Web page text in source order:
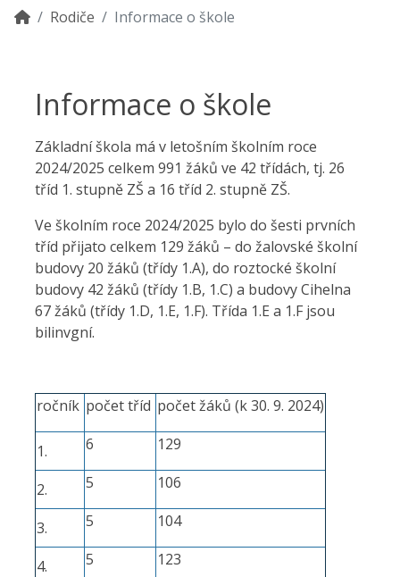
Rodiče Informace o škole
Informace o škole
Základní škola má v letošním školním roce
2024/2025 celkem 991 žáků ve 42 třídách, tj. 26
tříd 1. stupně ZŠ a 16 tříd 2. stupně ZŠ.
Ve školním roce 2024/2025 bylo do šesti prvních
tříd přijato celkem 129 žáků – do žalovské školní
budovy 20 žáků (třídy 1.A), do roztocké školní
budovy 42 žáků (třídy 1.B, 1.C) a budovy Cihelna
67 žáků (třídy 1.D, 1.E, 1.F). Třída 1.E a 1.F jsou
bilinvgní.
ročník počet tříd počet žáků (k 30. 9. 2024)
1. 6 129
2. 5 106
3. 5 104
4. 5 123